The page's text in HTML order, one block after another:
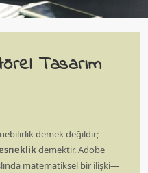
Tasarım
demek değildir;
demektir. Adobe
matematiksel bir ilişki—